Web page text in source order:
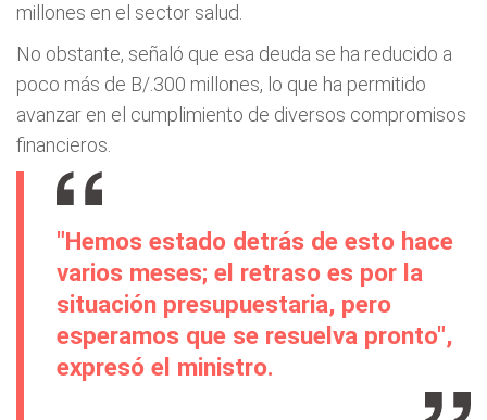
millones en el sector salud.
No obstante, señaló que esa deuda se ha reducido a
poco más de B/.300 millones, lo que ha permitido
avanzar en el cumplimiento de diversos compromisos
financieros.
"Hemos estado detrás de esto hace
varios meses; el retraso es por la
situación presupuestaria, pero
esperamos que se resuelva pronto",
expresó el ministro.